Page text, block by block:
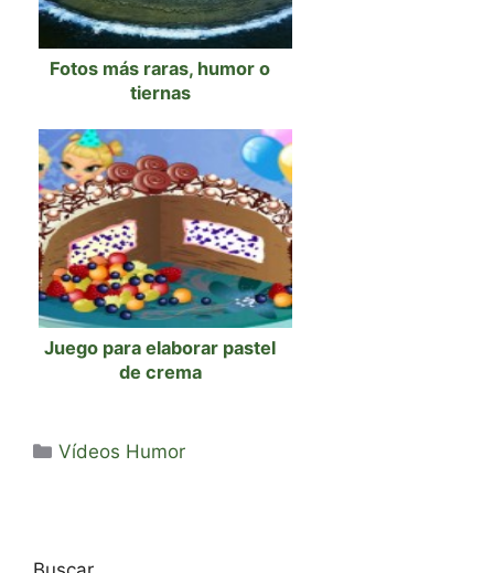
Fotos más raras, humor o
tiernas
Juego para elaborar pastel
de crema
Categorías
Vídeos Humor